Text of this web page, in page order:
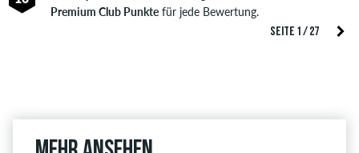
SEITE 1 / 27
Premium Club Punktefür jede Bewertung.